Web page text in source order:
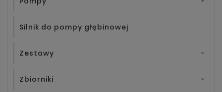
Silnik do pompy głębinowej
Zestawy 
Zbiorniki 